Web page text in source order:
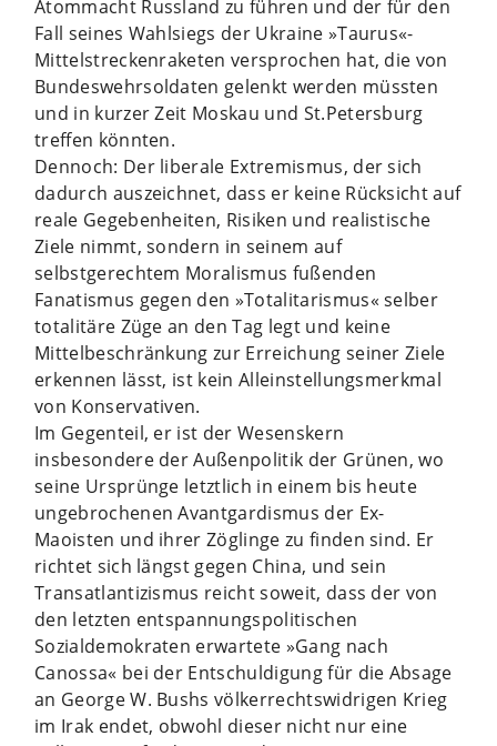
Atommacht Russland zu führen und der für den
Fall seines Wahlsiegs der Ukraine »Taurus«-
Mittelstreckenraketen versprochen hat, die von
Bundeswehrsoldaten gelenkt werden müssten
und in kurzer Zeit Moskau und St.Petersburg
treffen könnten.
Dennoch: Der liberale Extremismus, der sich
dadurch auszeichnet, dass er keine Rücksicht auf
reale Gegebenheiten, Risiken und realistische
Ziele nimmt, sondern in seinem auf
selbstgerechtem Moralismus fußenden
Fanatismus gegen den »Totalitarismus« selber
totalitäre Züge an den Tag legt und keine
Mittelbeschränkung zur Erreichung seiner Ziele
erkennen lässt, ist kein Alleinstellungsmerkmal
von Konservativen.
Im Gegenteil, er ist der Wesenskern
insbesondere der Außenpolitik der Grünen, wo
seine Ursprünge letztlich in einem bis heute
ungebrochenen Avantgardismus der Ex-
Maoisten und ihrer Zöglinge zu finden sind. Er
richtet sich längst gegen China, und sein
Transatlantizismus reicht soweit, dass der von
den letzten entspannungspolitischen
Sozialdemokraten erwartete »Gang nach
Canossa« bei der Entschuldigung für die Absage
an George W. Bushs völkerrechtswidrigen Krieg
im Irak endet, obwohl dieser nicht nur eine